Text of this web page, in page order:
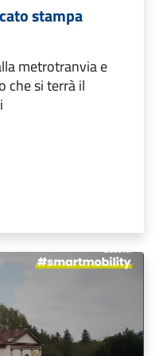
stampa
metrotranvia e
che si terrà il